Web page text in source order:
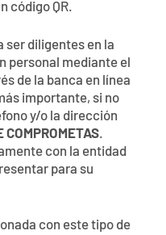
código QR.
ser diligentes en la
personal mediante el
de la banca en línea
importante, si no
y/o la dirección
COMPROMETAS.
con la entidad
para su
con este tipo de